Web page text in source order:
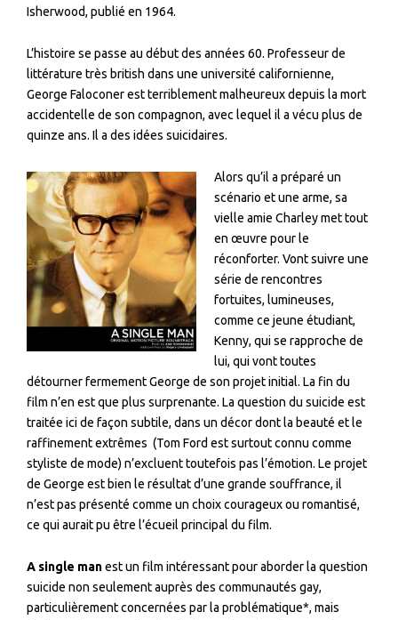
Isherwood, publié en 1964.
L’histoire se passe au début des années 60. Professeur de
littérature très british dans une université californienne,
George Faloconer est terriblement malheureux depuis la mort
accidentelle de son compagnon, avec lequel il a vécu plus de
quinze ans. Il a des idées suicidaires.
Alors qu’il a préparé un
scénario et une arme, sa
vielle amie Charley met tout
en œuvre pour le
réconforter. Vont suivre une
série de rencontres
fortuites, lumineuses,
comme ce jeune étudiant,
Kenny, qui se rapproche de
lui, qui vont toutes
détourner fermement George de son projet initial. La fin du
film n’en est que plus surprenante. La question du suicide est
traitée ici de façon subtile, dans un décor dont la beauté et le
raffinement extrêmes (Tom Ford est surtout connu comme
styliste de mode) n’excluent toutefois pas l’émotion. Le projet
de George est bien le résultat d’une grande souffrance, il
n’est pas présenté comme un choix courageux ou romantisé,
ce qui aurait pu être l’écueil principal du film.
A single manest un film intéressant pour aborder la question
suicide non seulement auprès des communautés gay,
particulièrement concernées par la problématique*, mais